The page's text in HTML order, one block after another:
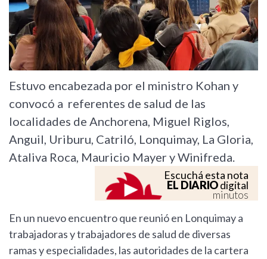
Estuvo encabezada por el ministro Kohan y
convocó a referentes de salud de las
localidades de Anchorena, Miguel Riglos,
Anguil, Uriburu, Catriló, Lonquimay, La Gloria,
Ataliva Roca, Mauricio Mayer y Winifreda.
Escuchá esta nota
EL DIARIOdigital
minutos
En un nuevo encuentro que reunió en Lonquimay a
trabajadoras y trabajadores de salud de diversas
ramas y especialidades, las autoridades de la cartera